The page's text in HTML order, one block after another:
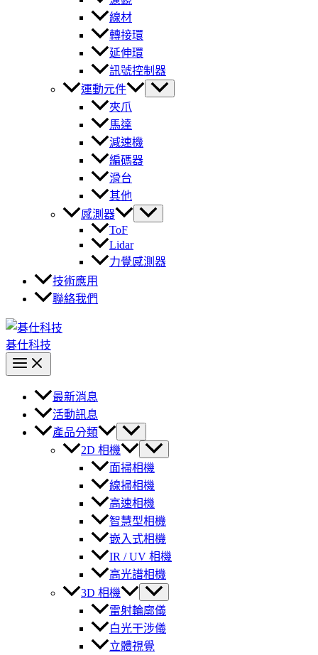
線材
轉接環
延伸環
訊號控制器
運動元件
夾爪
馬達
減速機
編碼器
滑台
其他
感測器
ToF
Lidar
力覺感測器
技術應用
聯絡我們
碁仕科技
最新消息
活動訊息
產品分類
2D 相機
面掃相機
線掃相機
高速相機
智慧型相機
嵌入式相機
IR / UV 相機
高光譜相機
3D 相機
雷射輪廓儀
白光干涉儀
立體視覺